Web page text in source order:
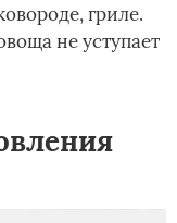
гриле.
не уступает